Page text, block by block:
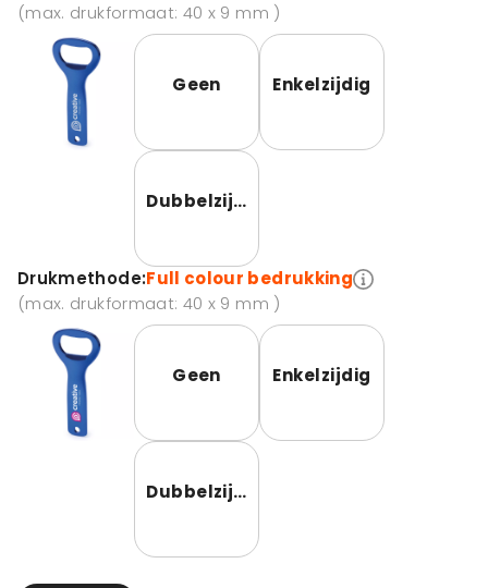
(max. drukformaat: 40 x 9 mm )
Geen Enkelzijdig
Dubbelzijdig
Drukmethode:Full colour bedrukking
(max. drukformaat: 40 x 9 mm )
Geen Enkelzijdig
Dubbelzijdig